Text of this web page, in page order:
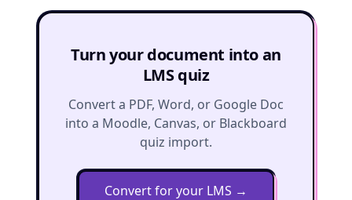
Turn your document into an
LMS quiz
Convert a PDF, Word, or Google Doc
into a Moodle, Canvas, or Blackboard
quiz import.
Convert for your LMS →